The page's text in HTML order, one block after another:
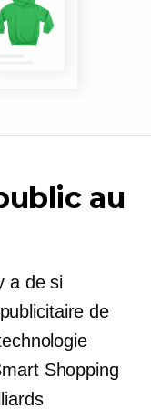
au
a de si
de
Shopping